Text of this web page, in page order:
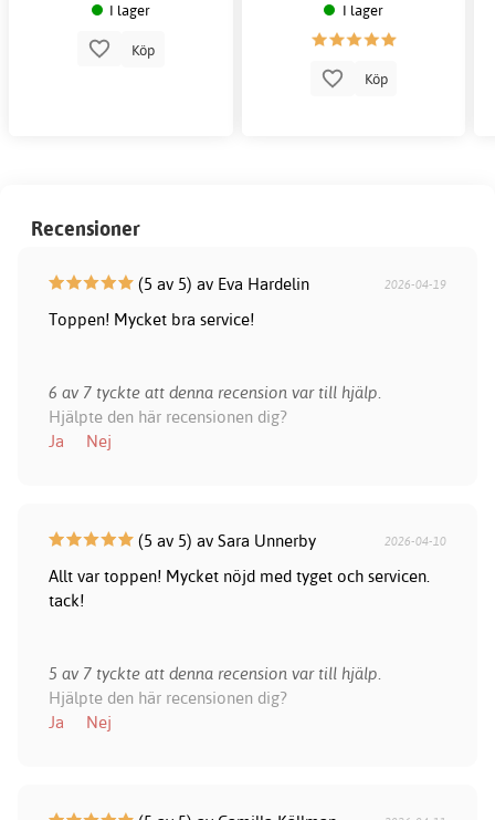
I lager
Köp
I lager
Köp
Recensioner
(5 av 5) av Eva Hardelin 2026-04-19
Toppen! Mycket bra service!
6 av 7 tyckte att denna recension var till hjälp.
Hjälpte den här recensionen dig?
Ja
Nej
(5 av 5) av Sara Unnerby 2026-04-10
Allt var toppen! Mycket nöjd med tyget och servicen.
tack!
5 av 7 tyckte att denna recension var till hjälp.
Hjälpte den här recensionen dig?
Ja
Nej